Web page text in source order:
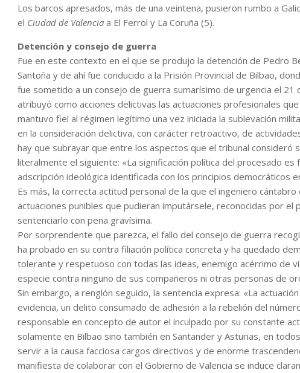
Los barcos apresados, más de una veintena, pusieron rumbo a
el Ciudad de Valencia a El Ferrol y La Coruña (5).
Detención y consejo de guerra
Fue en este contexto en el que se produjo la detención de Pedro
Santoña y de ahí fue conducido a la Prisión Provincial de Bilbao,
fue sometido a un consejo de guerra sumarísimo de urgencia el
atribuyó como acciones delictivas las actuaciones profesionales
mantuvo fiel al régimen legítimo una vez iniciada la sublevación
en la consideración delictiva, con carácter retroactivo, de
hay que subrayar que entre los aspectos que el tribunal
literalmente el siguiente: «La significación política del procesado
adscripción ideológica identificada con los principios democráticos
Es más, la correcta actitud personal de la que el ingeniero
actuaciones punibles que pudieran imputársele, reconocidas por
sentenciarlo con pena gravísima.
Por sorprendente que parezca, el fallo del consejo de guerra
ha probado en su contra filiación política concreta y ha quedado
tolerante y respetuoso con todas las ideas, enemigo acérrimo de
especie contra ninguno de sus compañeros ni otras personas de
Sin embargo, a renglón seguido, la sentencia expresa: «La
evidencia, un delito consumado de adhesión a la rebelión del
responsable en concepto de autor el inculpado por su constante
solamente en Bilbao sino también en Santander y Asturias, en
servir a la causa facciosa cargos directivos y de enorme
manifiesta de colaborar con el Gobierno de Valencia se induce